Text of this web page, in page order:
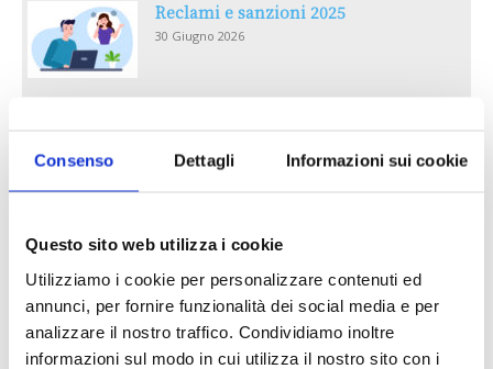
Consenso Dettagli Informazioni sui cookie
Questo sito web utilizza i cookie
Utilizziamo i cookie per personalizzare contenuti ed
annunci, per fornire funzionalità dei social media e per
analizzare il nostro traffico. Condividiamo inoltre
informazioni sul modo in cui utilizza il nostro sito con i
Reclami e sanzioni 2025
30 Giugno 2026
30 Giugno 2026
30 Giugno 2026
PREMI 2025. I TOP TEN
30 Giugno 2026